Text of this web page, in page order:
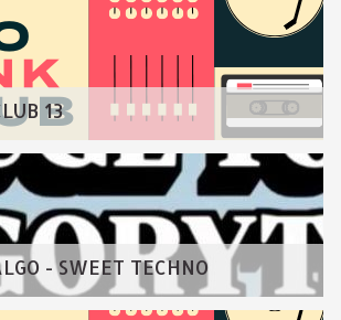
13
- SWEET TECHNO